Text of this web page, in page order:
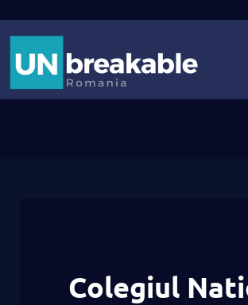
Colegiul